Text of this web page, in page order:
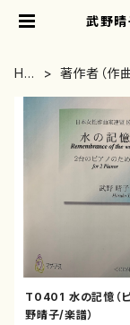
武野
HO
著作者（作
T0401 水の記憶（
野晴子/楽譜）